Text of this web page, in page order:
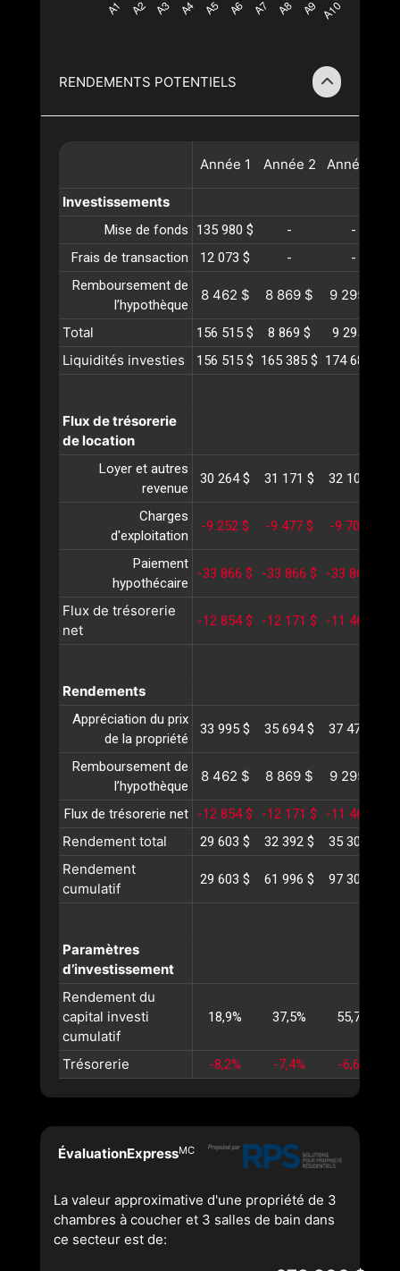
RENDEMENTS POTENTIELS
Année 1 Année 2 Année
Investissements
Mise de fonds 135 980 $ -
-
Frais de transaction
12 073 $ -
-
Remboursement de
l’hypothèque
8 462 $ 8 869 $ 9 295 $
Total 156 515 $ 8 869 $ 9 295 $
Liquidités investies 156 515 $ 165 385 $ 174 681 $
Flux de trésorerie
de location
Loyer et autres
revenue
30 264 $ 31 171 $ 32 107 $
Charges
d'exploitation
-9 252 $ -9 477 $ -9 708 $
Paiement
hypothécaire
-33 866 $ -33 866 $ -33 866 $
Flux de trésorerie
net
-12 854 $ -12 171 $ -11 467 $
Rendements
Appréciation du prix
de la propriété
33 995 $ 35 694 $ 37 479 $
Remboursement de
l’hypothèque
8 462 $ 8 869 $ 9 295 $
Flux de trésorerie net -12 854 $ -12 171 $ -11 467 $
Rendement total 29 603 $ 32 392 $ 35 307 $
Rendement
cumulatif
29 603 $ 61 996 $ 97 303 $
Paramètres
d’investissement
Rendement du
capital investi
cumulatif
18,9% 37,5% 55,7%
Trésorerie -8,2% -7,4% -6,6%
ÉvaluationExpressMC
La valeur approximative d'une propriété de 3
chambres à coucher et 3 salles de bain dans
ce secteur est de: